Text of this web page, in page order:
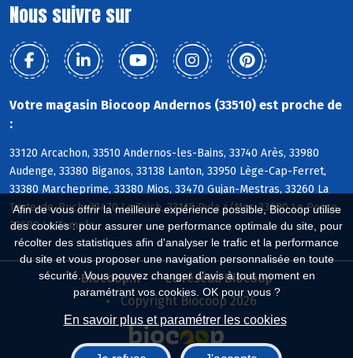
Afin de vous offrir la meilleure expérience possible, Biocoop utilise
des cookies : pour assurer une performance optimale du site, pour
récolter des statistiques afin d'analyser le trafic et la performance
du site et vous proposer une navigation personnalisée en toute
sécurité. Vous pouvez changer d'avis à tout moment en
paramétrant vos cookies. OK pour vous ?
En savoir plus et paramétrer les cookies
Nous suivre sur
Votre magasin Biocoop Andernos (33510) est proche de
:
33120 Arcachon, 33510 Andernos-les-Bains, 33740 Arès, 33980
Audenge, 33380 Biganos, 33138 Lanton, 33950 Lège-Cap-Ferret,
33380 Marcheprime, 33380 Mios, 33470 Gujan-Mestras, 33260 La
Teste-de-Buch, 33470 Le Teich, 33115 Pyla s/Mer, 33680 Le Porge,
33680 Le Temple
Biocoop.fr
Le réseau Biocoop
Copyright Biocoop 2026